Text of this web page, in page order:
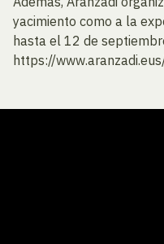
yacimiento como a la
hasta el 12 de
https://